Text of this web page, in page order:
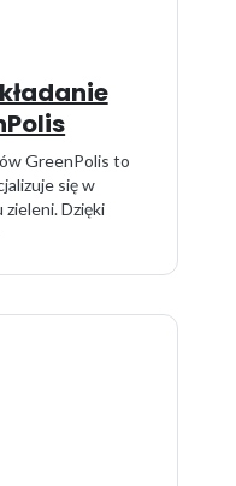
GreenPolis to
się w
Dzięki